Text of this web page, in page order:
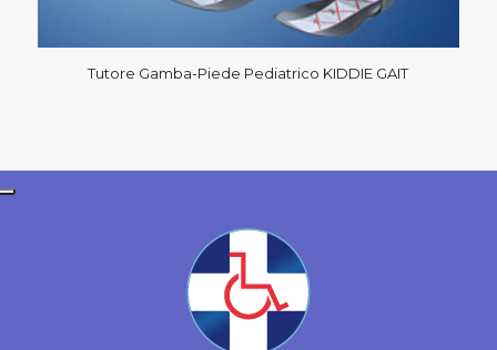
Tutore Gamba-Piede Pediatrico KIDDIE GAIT